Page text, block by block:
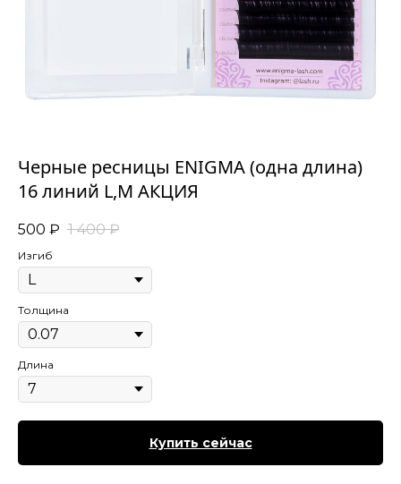
Черные ресницы ENIGMA (одна длина)
16 линий L,M АКЦИЯ
500 ₽ 1 400 ₽
Изгиб
Толщина
Длина
Купить сейчас